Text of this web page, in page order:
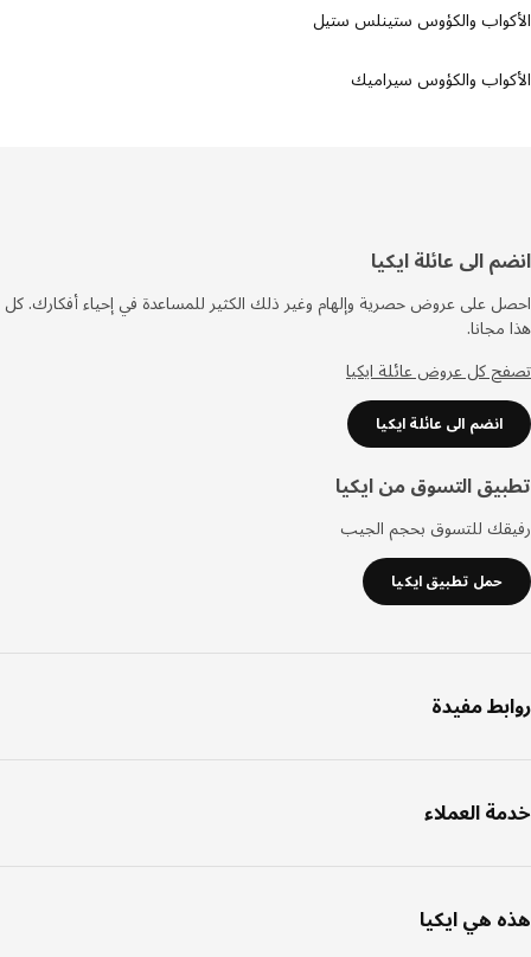
والكؤوس ستينلس ستيل
والكؤوس سيراميك
الى عائلة ايكيا
على عروض حصرية وإلهام وغير ذلك الكثير للمساعدة في إحياء أفكارك. كل
كل عروض عائلة ايكيا
انضم الى عائلة ايكيا
التسوق من ايكيا
للتسوق بحجم الجيب
حمل تطبيق ايكيا
مفيدة
العملاء
هي ايكيا